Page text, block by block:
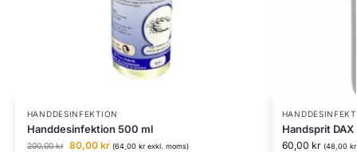
HANDDESINFEKTION
Handdesinfektion 500 ml
200,00kr 80,00 kr (64,00 krexkl. moms)
Handsprit DAX
60,00 kr (48,00 kr